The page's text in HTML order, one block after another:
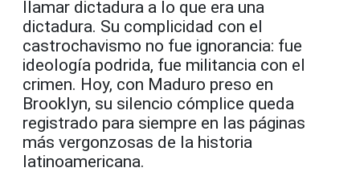
llamar dictadura a lo que era una
dictadura. Su complicidad con el
castrochavismo no fue ignorancia: fue
ideología podrida, fue militancia con el
crimen. Hoy, con Maduro preso en
Brooklyn, su silencio cómplice queda
registrado para siempre en las páginas
más vergonzosas de la historia
latinoamericana.